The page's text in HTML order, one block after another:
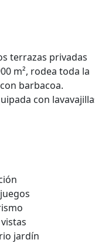
terrazas privadas
m², rodea toda la
barbacoa.
con
dobles
jardín